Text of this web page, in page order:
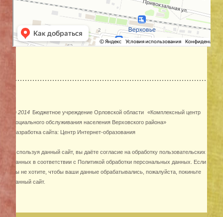
© 2014 Бюджетное учреждение Орловской области «Комплексный центр
социального обслуживания населения Верховского района»
Разработка сайта: Центр Интернет-образования
Используя данный сайт, вы даёте согласие на обработку пользовательских
данных в соответствии с Политикой обработки персональных данных . Если
вы не хотите, чтобы ваши данные обрабатывались, пожалуйста, покиньте
данный сайт.